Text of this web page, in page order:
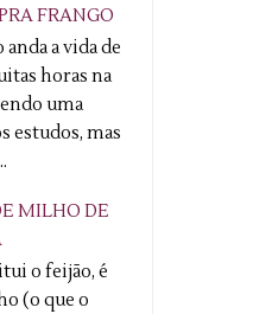
FRANGO
a vida de
horas na
uma
estudos, mas
MILHO DE
o feijão, é
(o que o